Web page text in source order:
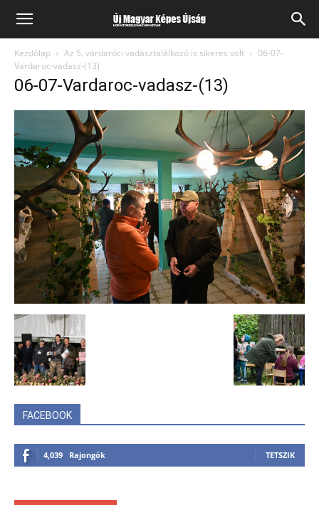
Kezdőlap Az 5. várdaróci vadásztalálkozó is sikeres volt
06-07-
Vardaroc-vadasz-(13)
06-07-Vardaroc-vadasz-(13)
FACEBOOK
4,039 Rajongók TETSZIK